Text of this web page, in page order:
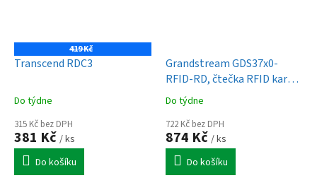
419 Kč
Transcend RDC3
Do týdne
315 Kč bez DPH
381 Kč / ks
Do košíku
Grandstream GDS37x0-
RFID-RD, čtečka RFID karet,
nebo RFID přívěsků k
vrátníku GDS3710
Do týdne
722 Kč bez DPH
874 Kč / ks
Do košíku